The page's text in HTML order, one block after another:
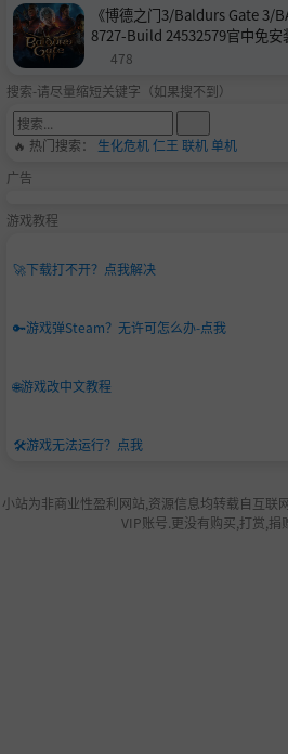
《博德之门3/Baldurs Gate 3/
8727-Build 24532579官中免安
478
搜索-请尽量缩短关键字（如果搜不到）
🔥 热门搜索： 生化危机仁王 联机单机
广告
游戏教程
🚀下载打不开？点我解决
🔑游戏弹Steam？无许可怎么办-点我
🌐游戏改中文教程
🛠️游戏无法运行？点我
小站为非商业性盈利网站,资源信息均转载自互联
VIP账号.更没有购买,打赏,捐